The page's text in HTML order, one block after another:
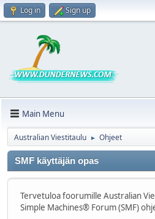
Log in Sign up
Main Menu
Australian Viestitaulu ► Ohjeet
SMF käyttäjän opas
Tervetuloa foorumille Australian
Simple Machines® Forum (SMF)